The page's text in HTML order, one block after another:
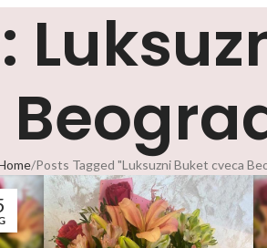
Posts Tagged "Luksuzni Buket cveca